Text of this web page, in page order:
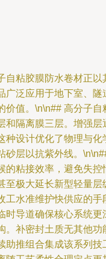
自粘胶膜防水卷材正
广泛应用于地下室、
价值。\n\n## 高分子
和隔离膜三层。增强
种设计优化了物理与
砂层以抗紫外线。
的粘接效率，避免失
至极大延长新型轻量
工水准维护快供应的
时导道确保核心系统
。补密封土质无其他
助推组合集成该系列